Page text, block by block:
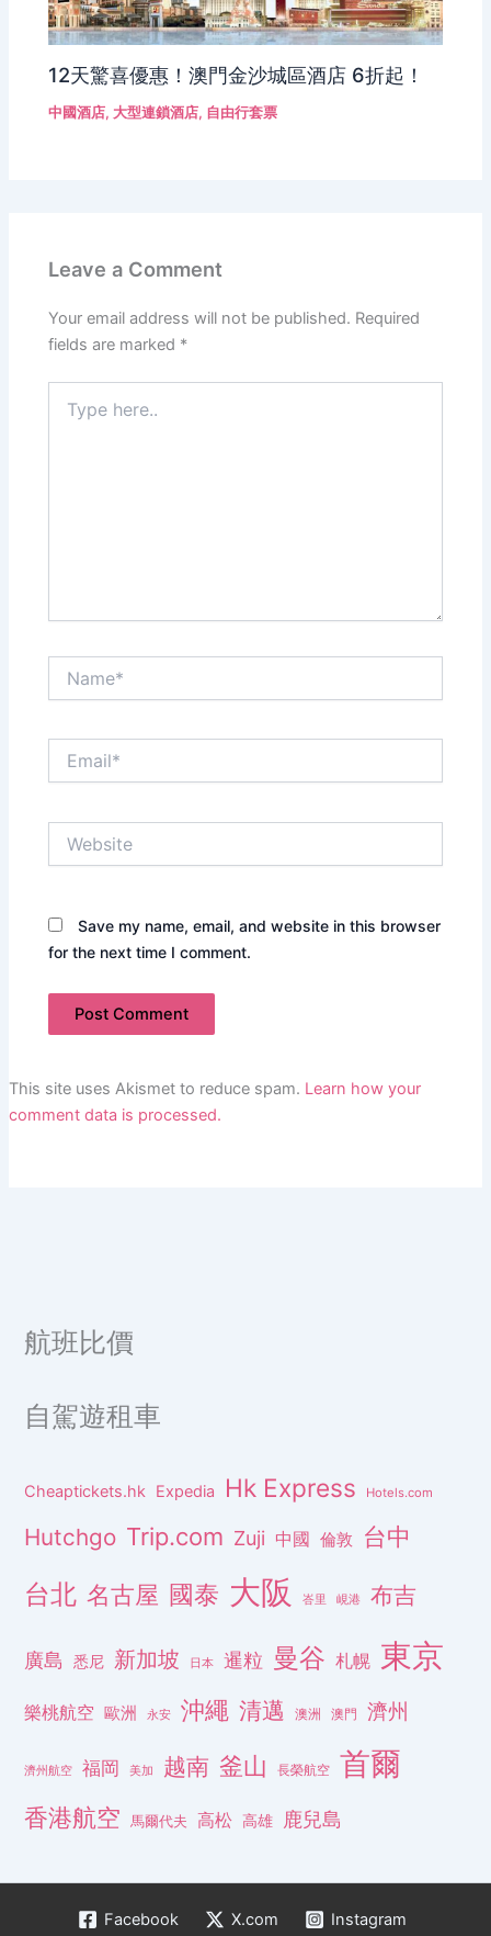
12天驚喜優惠！澳門金沙城區酒店 6折起！
中國酒店, 大型連鎖酒店, 自由行套票
Leave a Comment
Your email address will not be published. Required
fields are marked *
here..
Save my name, email, and website in this browser
for the next time I comment.
This site uses Akismet to reduce spam. Learn how your
comment data is processed.
航班比價
自駕遊租車
Cheaptickets.hk Expedia Hk Express Hotels.com
Hutchgo Trip.com Zuji 中國 倫敦 台中
台北 名古屋 國泰 大阪 峇里 峴港 布吉
廣島 悉尼 新加坡 日本 暹粒 曼谷 札幌 東京
樂桃航空 歐洲 永安 沖繩 清邁 澳洲 澳門 濟州
濟州航空 福岡 美加 越南 釜山 長榮航空 首爾
香港航空 馬爾代夫 高松 高雄 鹿兒島
Facebook X.com Instagram